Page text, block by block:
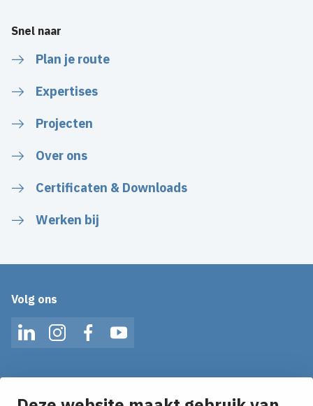
Snel naar
Plan je route
Expertises
Projecten
Over ons
Certificaten & Downloads
Werken bij
Volg ons
LinkedInInstagramFacebookYouTube
Ontvang onze nieuws alerts in je mailbox!